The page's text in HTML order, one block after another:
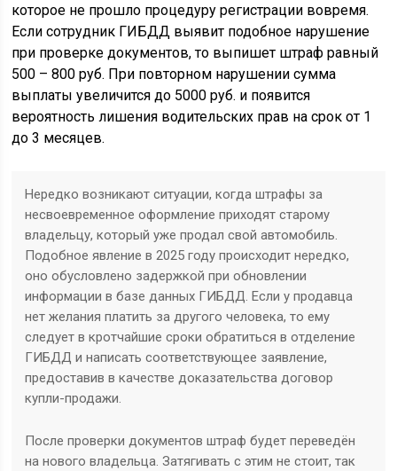
которое не прошло процедуру регистрации вовремя.
Если сотрудник ГИБДД выявит подобное нарушение
при проверке документов, то выпишет штраф равный
500 – 800 руб. При повторном нарушении сумма
выплаты увеличится до 5000 руб. и появится
вероятность лишения водительских прав на срок от 1
до 3 месяцев.
Нередко возникают ситуации, когда штрафы за
несвоевременное оформление приходят старому
владельцу, который уже продал свой автомобиль.
Подобное явление в 2025 году происходит нередко,
оно обусловлено задержкой при обновлении
информации в базе данных ГИБДД. Если у продавца
нет желания платить за другого человека, то ему
следует в кротчайшие сроки обратиться в отделение
ГИБДД и написать соответствующее заявление,
предоставив в качестве доказательства договор
купли-продажи.
После проверки документов штраф будет переведён
на нового владельца. Затягивать с этим не стоит, так